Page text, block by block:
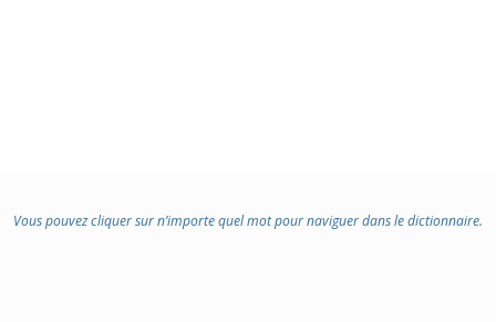
Vous pouvez cliquer sur n’importe quel mot pour naviguer dans le dictionnaire.